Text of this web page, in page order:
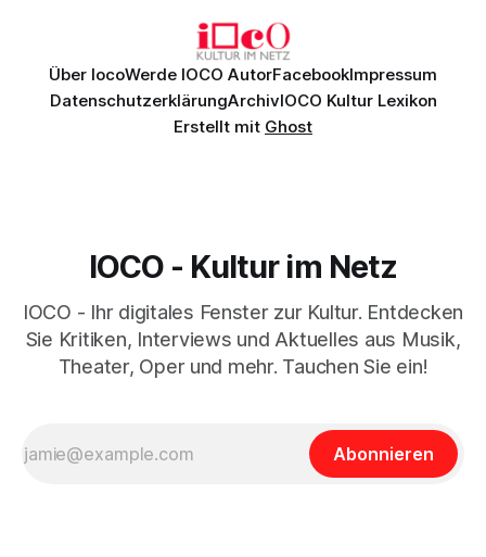
Über IocoWerde IOCO AutorFacebookImpressum
DatenschutzerklärungArchivIOCO Kultur Lexikon
Erstellt mit Ghost
IOCO - Kultur im Netz
IOCO - Ihr digitales Fenster zur Kultur. Entdecken
Sie Kritiken, Interviews und Aktuelles aus Musik,
Theater, Oper und mehr. Tauchen Sie ein!
Abonnieren